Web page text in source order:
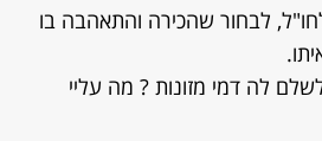
,לחו"ל, לבחור שהכירה והתאהבה בו
לה דמי מזונות ? מה עליי